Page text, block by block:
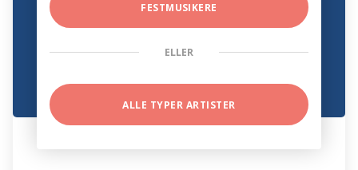
FESTMUSIKERE
ELLER
ALLE TYPER ARTISTER